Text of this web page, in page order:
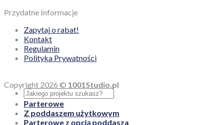
Przydatne Informacje
Zapytaj o rabat!
Kontakt
Regulamin
Polityka Prywatności
Copyright 2026 © 1001Studio.pl
Parterowe
Z poddaszem użytkowym
Parterowe z opcją poddasza